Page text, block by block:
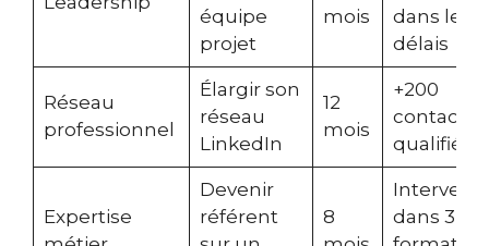
équipe
projet
mois
dans les
délais
Réseau
professionnel
Élargir son
réseau
LinkedIn
12
mois
+200
contacts
qualifiés
Expertise
Devenir
référent
8
Intervenir
dans 3